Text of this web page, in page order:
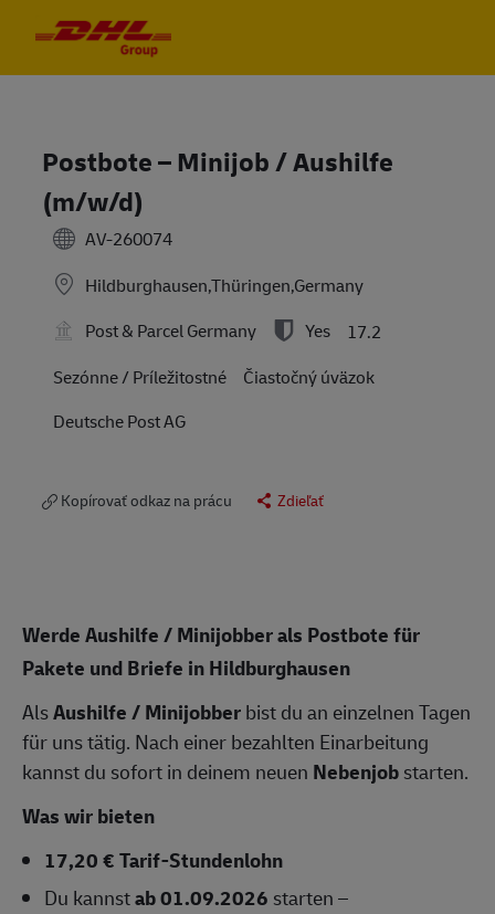
Postbote – Minijob / Aushilfe
(m/w/d)
AV-260074
Hildburghausen,Thüringen,Germany
Post & Parcel Germany
Yes
17.2
Sezónne / Príležitostné
Čiastočný úväzok
Deutsche Post AG
Kopírovať odkaz na prácu Zdieľať
Werde Aushilfe / Minijobber als Postbote für
Pakete und Briefe in Hildburghausen
AlsAushilfe / Minijobberbist du an einzelnen Tagen
für uns tätig. Nach einer bezahlten Einarbeitung
kannst du sofort in deinem neuen Nebenjobstarten.
Was wir bieten
17,20 € Tarif-Stundenlohn
Du kannstab 01.09.2026 starten –